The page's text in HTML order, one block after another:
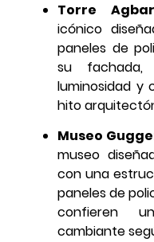
Torre
icónico
paneles de
su
luminosidad y
hito
Museo
museo
con una
paneles de
confieren
cambiante